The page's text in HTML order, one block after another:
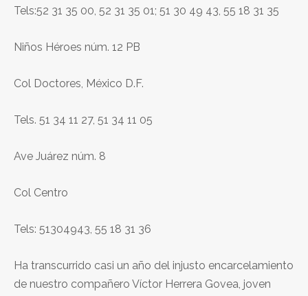
Tels:52 31 35 00, 52 31 35 01; 51 30 49 43, 55 18 31 35
Niños Héroes núm. 12 PB
Col Doctores, México D.F.
Tels. 51 34 11 27, 51 34 11 05
Ave Juárez núm. 8
Col Centro
Tels: 51304943, 55 18 31 36
Ha transcurrido casi un año del injusto encarcelamiento
de nuestro compañero Víctor Herrera Govea, joven